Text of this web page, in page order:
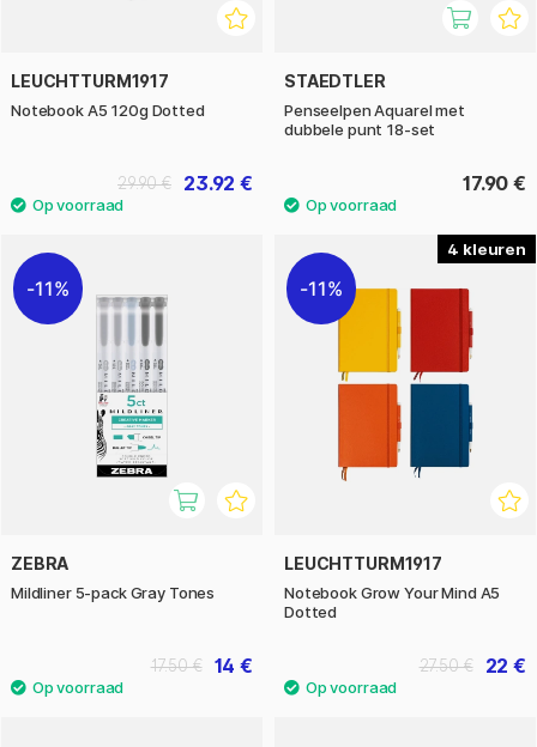
LEUCHTTURM1917
Notebook A5 120g Dotted
23.92 €
29.90 €
STAEDTLER
Penseelpen Aquarel met
dubbele punt 18-set
17.90 €
11%
ZEBRA
Mildliner 5-pack Gray Tones
14 €
17.50 €
4
11%
LEUCHTTURM1917
Notebook Grow Your Mind A5
Dotted
22 €
27.50 €